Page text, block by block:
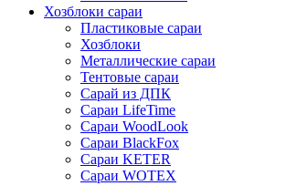
Хозблоки сараи
Пластиковые сараи
Хозблоки
Металлические сараи
Тентовые сараи
Сарай из ДПК
Cараи LifeTime
Cараи WoodLook
Сараи BlackFox
Сараи KETER
Сараи WOTEX